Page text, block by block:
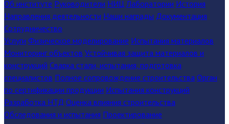
Об институте Руководители НИЦ Лаборатории История
Направления деятельности Наши награды Документация
Сотрудничество
Услуги Физическое моделирование Испытания материалов
Мониторинг объектов Устойчивая защита материалов и
конструкций Сварка стали, испытания, подготовка
специалистов Полное сопровождение строительства Орган
по сертификации продукции Испытания конструкций
Разработка НТД Оценка влияния строительства
Обследования и испытания Проектирование